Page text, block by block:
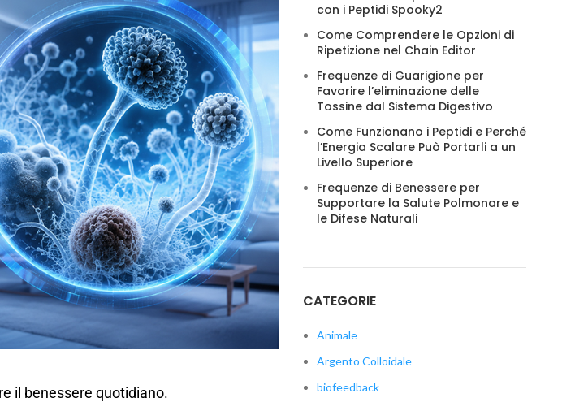
il benessere quotidiano.
con i Peptidi Spooky2
Come Comprendere le Opzioni di
Ripetizione nel Chain Editor
Frequenze di Guarigione per
Favorire l’eliminazione delle
Tossine dal Sistema Digestivo
Come Funzionano i Peptidi e Perché
l’Energia Scalare Può Portarli a un
Livello Superiore
Frequenze di Benessere per
Supportare la Salute Polmonare e
le Difese Naturali
CATEGORIE
Animale
Argento Colloidale
biofeedback